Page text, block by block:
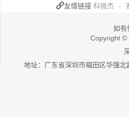
友情链接 科微杰 -
如有
Copyright ©
地址：广东省深圳市福田区华强